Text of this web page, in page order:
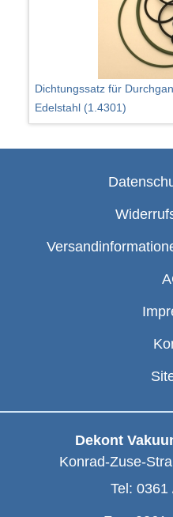
Dichtungssatz für
Edelstahl (1.4301)
Dekont
Konrad-Zuse-
Tel: 0361